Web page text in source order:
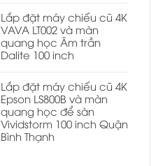
Lắp đặt máy chiếu cũ 4K
VAVA LT002 và màn
quang học Âm trần
Dalite 100 inch
Lắp đặt máy chiếu cũ 4K
Epson LS800B và màn
quang học để sàn
Vividstorm 100 inch Quận
Bình Thạnh